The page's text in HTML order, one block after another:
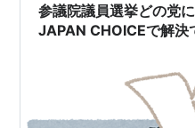
参議院議員選挙どの党
JAPAN CHOICEで解決